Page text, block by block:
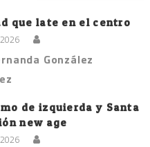
que late en el centro
González
de izquierda y Santa
new age